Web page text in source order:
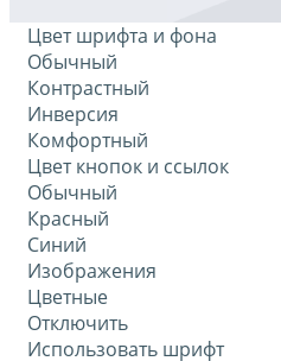
Цвет шрифта и фона
Обычный
Контрастный
Инверсия
Комфортный
Цвет кнопок и ссылок
Обычный
Красный
Синий
Изображения
Цветные
Отключить
Использовать шрифт